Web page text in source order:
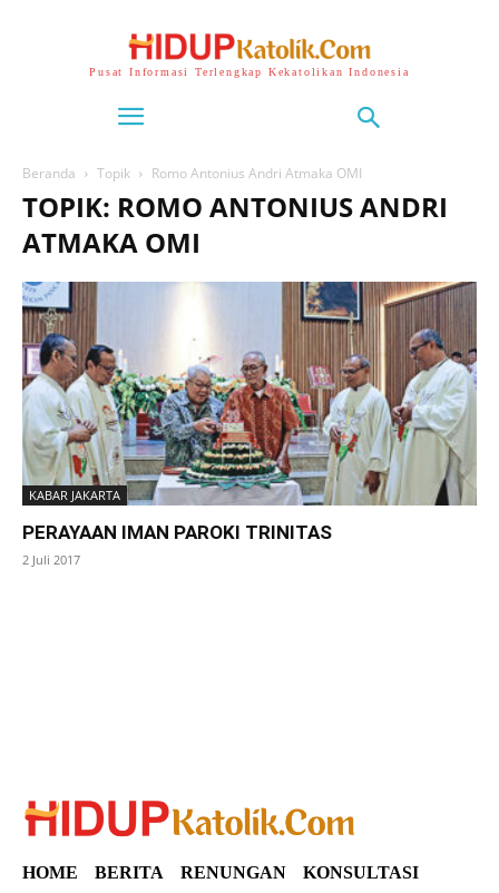
Pusat Informasi Terlengkap Kekatolikan Indonesia
Beranda Topik Romo Antonius Andri Atmaka OMI
TOPIK: ROMO ANTONIUS ANDRI
ATMAKA OMI
KABAR JAKARTA
PERAYAAN IMAN PAROKI TRINITAS
2 Juli 2017
HOME BERITA RENUNGAN
KONSULTASI